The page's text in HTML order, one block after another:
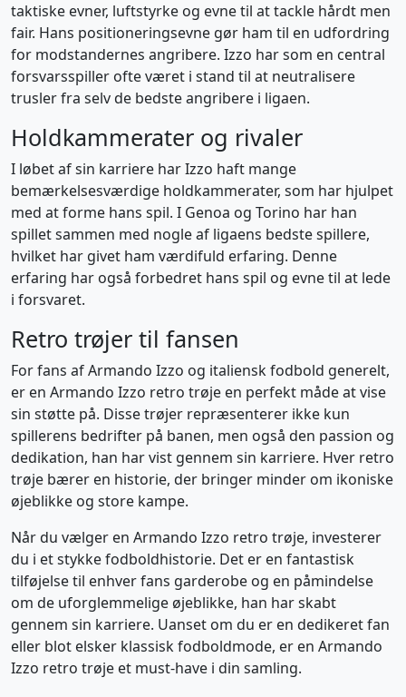
taktiske evner, luftstyrke og evne til at tackle hårdt men
fair. Hans positioneringsevne gør ham til en udfordring
for modstandernes angribere. Izzo har som en central
forsvarsspiller ofte været i stand til at neutralisere
trusler fra selv de bedste angribere i ligaen.
Holdkammerater og rivaler
I løbet af sin karriere har Izzo haft mange
bemærkelsesværdige holdkammerater, som har hjulpet
med at forme hans spil. I Genoa og Torino har han
spillet sammen med nogle af ligaens bedste spillere,
hvilket har givet ham værdifuld erfaring. Denne
erfaring har også forbedret hans spil og evne til at lede
i forsvaret.
Retro trøjer til fansen
For fans af Armando Izzo og italiensk fodbold generelt,
er en Armando Izzo retro trøje en perfekt måde at vise
sin støtte på. Disse trøjer repræsenterer ikke kun
spillerens bedrifter på banen, men også den passion og
dedikation, han har vist gennem sin karriere. Hver retro
trøje bærer en historie, der bringer minder om ikoniske
øjeblikke og store kampe.
Når du vælger en Armando Izzo retro trøje, investerer
du i et stykke fodboldhistorie. Det er en fantastisk
tilføjelse til enhver fans garderobe og en påmindelse
om de uforglemmelige øjeblikke, han har skabt
gennem sin karriere. Uanset om du er en dedikeret fan
eller blot elsker klassisk fodboldmode, er en Armando
Izzo retro trøje et must-have i din samling.